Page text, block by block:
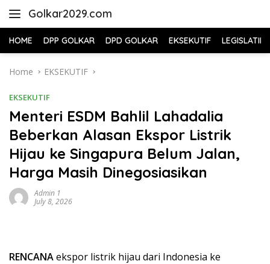
Golkar2029.com
HOME DPP GOLKAR DPD GOLKAR EKSEKUTIF LEGISLATIF
Home EKSEKUTIF
EKSEKUTIF
Menteri ESDM Bahlil Lahadalia
Beberkan Alasan Ekspor Listrik
Hijau ke Singapura Belum Jalan,
Harga Masih Dinegosiasikan
Admin 1
July 8, 2026
RENCANAekspor listrik hijau dari Indonesia ke